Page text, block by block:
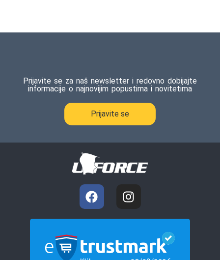
Prijavite se za naš newsletter i redovno dobijajte
informacije o najnovijim popustima i novitetima
Prijavite se